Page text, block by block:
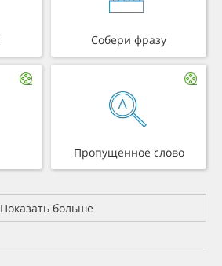
Собери фразу
Пропущенное слово
Показать больше